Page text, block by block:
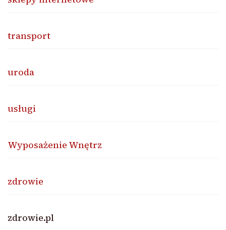
transport
uroda
usługi
Wyposażenie Wnętrz
zdrowie
zdrowie.pl